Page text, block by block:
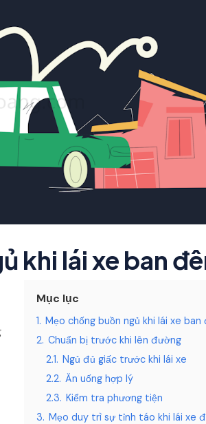
khi lái xe ban
Mục lục
1. Mẹo chống buồn ngủ khi lái xe ban
2. Chuẩn bị trước khi lên đường
2.1. Ngủ đủ giấc trước khi lái xe
2.2. Ăn uống hợp lý
2.3. Kiểm tra phương tiện
3. Mẹo duy trì sự tỉnh táo khi lái xe